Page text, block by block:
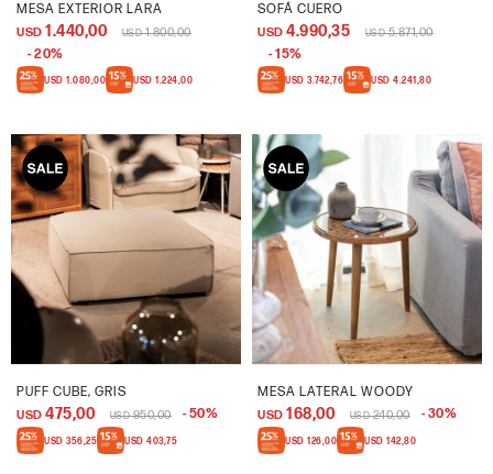
MESA EXTERIOR LARA
USD 1.440,00 USD 1.800,00
20
USD 1.080,00 USD 1.224,00
SOFÁ CUERO
USD 4.990,35 USD 5.871,00
15
USD 3.742,76 USD 4.241,80
PUFF CUBE, GRIS
USD 475,00 USD 950,00 50
USD 356,25 USD 403,75
MESA LATERAL WOODY
USD 168,00 USD 240,00 30
USD 126,00 USD 142,80